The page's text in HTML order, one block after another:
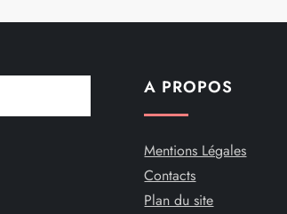
A PROPOS
Mentions Légales
Contacts
Plan du site